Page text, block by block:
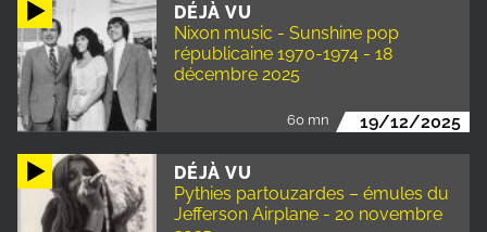
DÉJÀ VU
Nixon music - Sunshine pop
républicaine 1970-1974 - 18
décembre 2025
60 mn 19/12/2025
DÉJÀ VU
Pythies partouzardes – émules du
Jefferson Airplane - 20 novembre